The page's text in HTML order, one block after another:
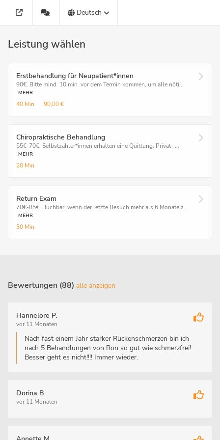
Deutsch
Leistung wählen
Erstbehandlung für Neupatient*innen
90€. Bitte mind. 10 min. vor dem Termin kommen, um alle nöti...
MEHR
40 Min. 90,00 €
Chiropraktische Behandlung
55€-70€. Selbstzahler*innen erhalten eine Quittung. Privat- ...
MEHR
20 Min.
Return Exam
70€-85€. Buchbar, wenn der letzte Besuch mehr als 6 Monate z...
MEHR
30 Min.
Bewertungen (88) alle anzeigen
Hannelore P.
vor 11 Monaten
Nach fast einem Jahr starker Rückenschmerzen bin ich
nach 5 Behandlungen von Ron so gut wie schmerzfrei!
Besser geht es nicht!!!! Immer wieder.
Dorina B.
vor 11 Monaten